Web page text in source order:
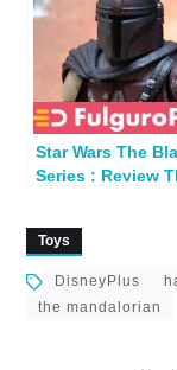
Star Wars The
Series : Review
Toys
DisneyPlus
the mandalorian